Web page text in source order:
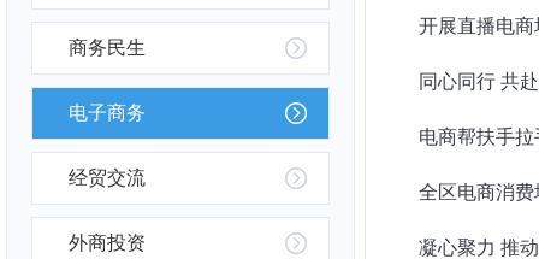
商务民生
电子商务
经贸交流
外商投资
开展直播电
同心同行 共
电商帮扶手
全区电商消
凝心聚力 推